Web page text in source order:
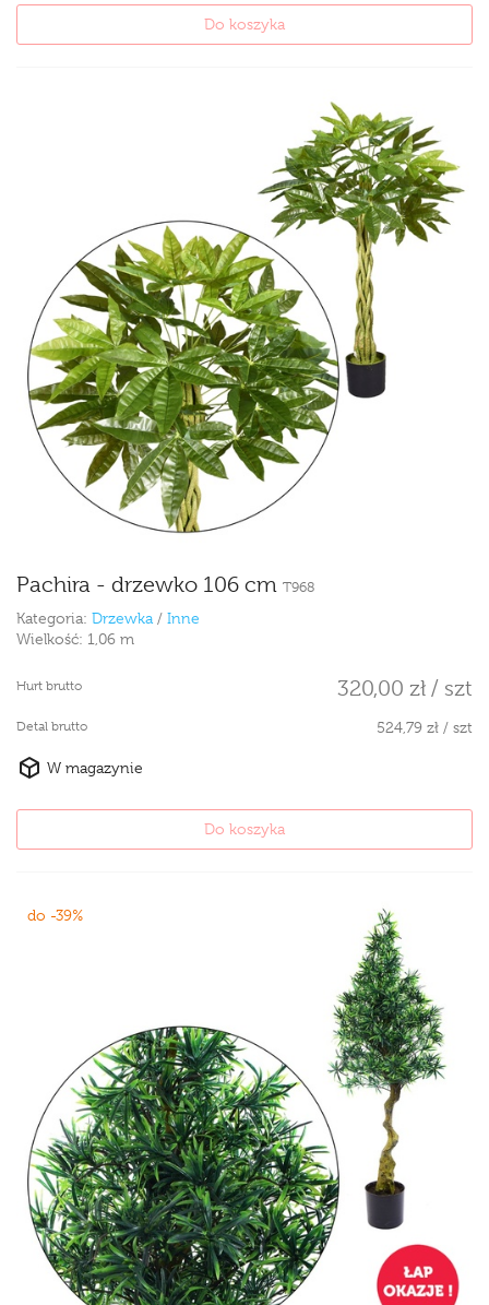
Do koszyka
Pachira - drzewko 106 cm T968
Kategoria: Drzewka/ Inne
Wielkość: 1,06 m
Hurt brutto 320,00 zł / szt
Detal brutto 524,79 zł / szt
W magazynie
Do koszyka
do -39%